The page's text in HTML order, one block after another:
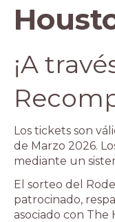
¡A
Los tickets son
de Marzo 2026.
mediante un
El sorteo del
patrocinado,
asociado con The